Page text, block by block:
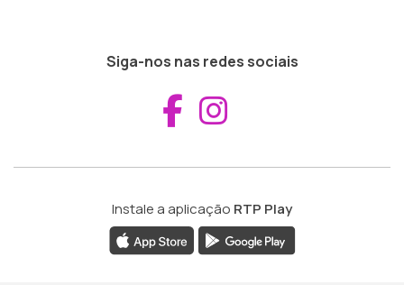
Siga-nos nas redes sociais
Aceder ao
Instale a aplicação RTP Play